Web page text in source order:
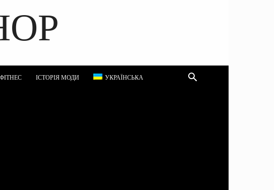
ФІТНЕС ІСТОРІЯ МОДИ УКРАЇНСЬКА